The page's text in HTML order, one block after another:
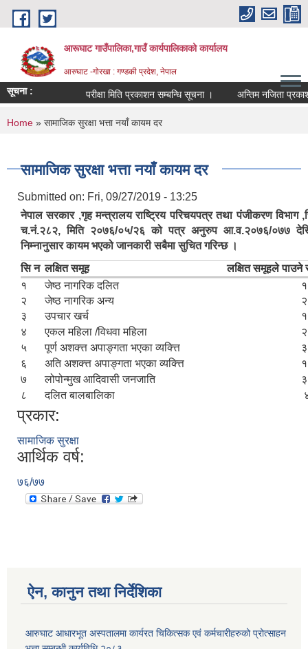
Skip to main content
आरूघाट गाउँपालिका,गाउँ कार्यपालिकाको कार्यालय
आरुघाट -गोरखा : गण्डकी प्रदेश, नेपाल
सूचना : परीक्षा मिति प्रकाशन सम्बन्धि सूचना । अन्तिम नजिता प्रकाशन
You are here
Home » सामाजिक सुरक्षा भत्ता नयाँ कायम दर
सामाजिक सुरक्षा भत्ता नयाँ कायम दर
Submitted on: Fri, 09/27/2019 - 13:25
नेपाल सरकार ,गृह मन्त्रालय राष्ट्रिय परिचयपत्र तथा पंजीकरण विभाग
च.नं.२८२, मिति २०७६/०५/२६ को पत्र अनुरुप आ.व.२०७६/०७७ देखि
निम्नानुसार कायम भएको जानकारी सबैमा सुचित गरिन्छ ।
सि न लक्षित समूह
लक्षित समूहले पाउने
१
जेष्ठ नागरिक दलित
२
जेष्ठ नागरिक अन्य
३
उपचार खर्च
४
एकल महिला /विधवा महिला
५
पूर्ण अशक्त्त अपाङ्गता भएका व्यक्त्ति
६
अति अशक्त्त अपाङ्गता भएका व्यक्त्ति
७
लोपोन्मुख आदिवासी जनजाति
८
दलित बालबालिका
प्रकार:
सामाजिक सुरक्षा
आर्थिक वर्ष:
७६/७७
ऐन, कानुन तथा निर्देशिका
आरुघाट आधारभूत अस्पतालमा कार्यरत चिकित्सक एवं कर्मचारीहरुको प्रोत्साहन